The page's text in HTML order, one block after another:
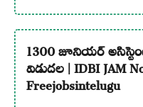
1300 జూనియర్
విడుదల | IDBI JAM
Freejobsintelugu